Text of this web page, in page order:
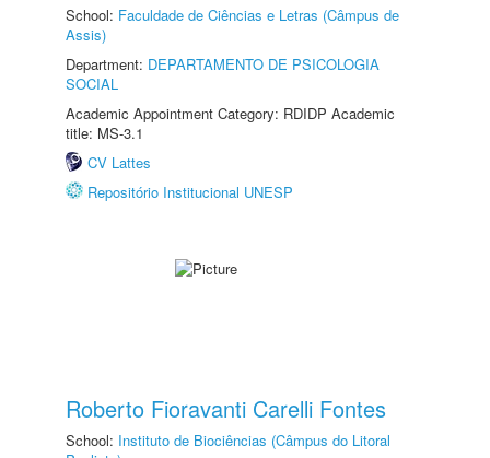
School: Faculdade de Ciências e Letras (Câmpus de
Assis)
Department: DEPARTAMENTO DE PSICOLOGIA
SOCIAL
Academic Appointment Category: RDIDP Academic
title: MS-3.1
CV Lattes
Repositório Institucional UNESP
Roberto Fioravanti Carelli Fontes
School: Instituto de Biociências (Câmpus do Litoral